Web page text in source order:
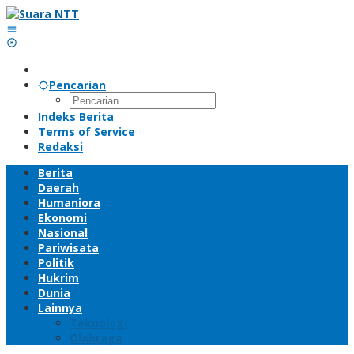
Lewati
ke
konten
Pencarian
Indeks Berita
Terms of Service
Redaksi
Berita
Daerah
Humaniora
Ekonomi
Nasional
Pariwisata
Politik
Hukrim
Dunia
Lainnya
Teknologi
Olahraga